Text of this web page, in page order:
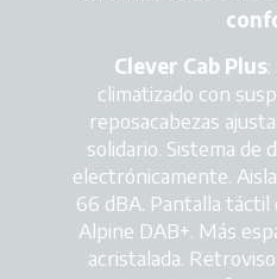
Clever Cab Plus
climatizado con
reposacabezas
solidario. Sistema de
electrónicamente.
66 dBA. Pantalla táctil
Alpine DAB+. Más
acristalada.